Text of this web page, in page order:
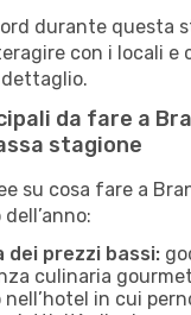
durante questa
con i locali e
da fare a
stagione
su cosa fare a
prezzi bassi:
culinaria
nell’hotel in cui